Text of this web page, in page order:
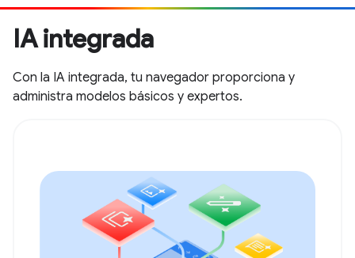
IA integrada
Con la IA integrada, tu navegador proporciona y
administra modelos básicos y expertos.